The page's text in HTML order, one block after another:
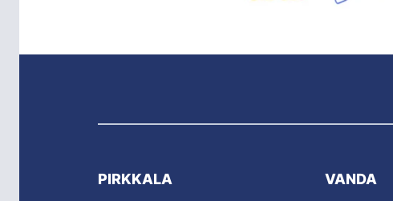
PIRKKALA VANDA